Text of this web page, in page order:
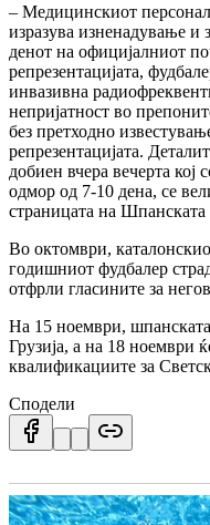
– Медицинскиот
изразува изненадување
денот на официјалниот
репрезентацијата,
инвазивна
непријатност во
без претходно
репрезентацијата.
добиен вчера вечерта
одмор од 7-10 дена, се
страницата на Шпанската
Во октомври,
годишниот фудбалер
отфрли гласините за
На 15 ноември, шпанската
Грузија, а на 18 ноември
квалификациите за
Сподели